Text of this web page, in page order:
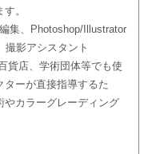
。
集、Photoshop/Illustrator
撮影アシスタント
貨店、学術団体等でも使
ターが直接指導するた
やカラーグレーディング